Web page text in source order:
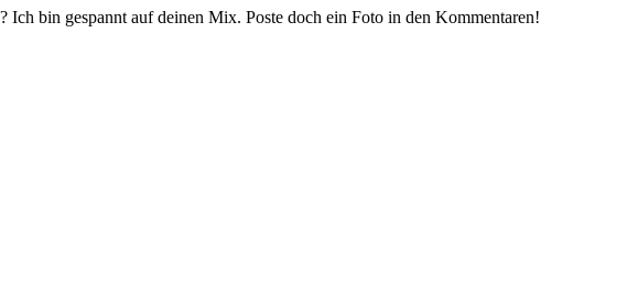
bin gespannt auf deinen Mix. Poste doch ein Foto in den Kommentaren!